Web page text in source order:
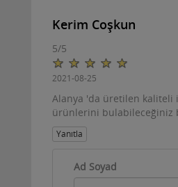
Kerim Coşkun
5/5
2021-08-25
Alanya 'da üretilen kaliteli
ürünlerini bulabileceğiniz
Yanıtla
Ad Soyad